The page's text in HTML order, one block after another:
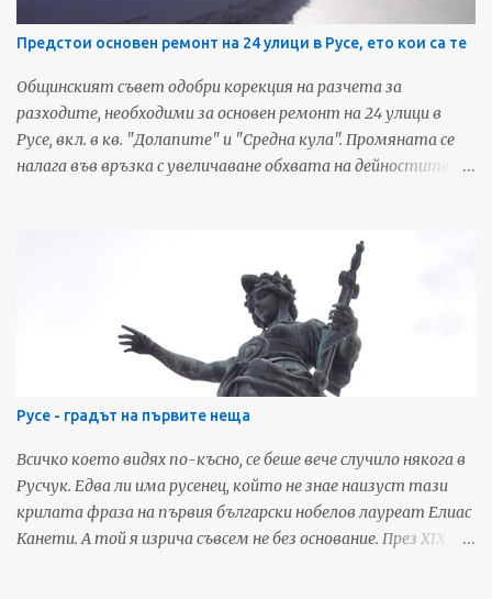
Предстои основен ремонт на 24 улици в Русе, ето кои са те
Общинският съвет одобри корекция на разчета за
разходите, необходими за основен ремонт на 24 улици в
Русе, вкл. в кв. "Долапите" и "Средна кула". Промяната се
налага във връзка с увеличаване обхвата на дейностите и
мрежа, включващи експерти на Община Русе и ВиК - Русе.
Установено е, че голяма част от настилките са
възстановени от изпълнителите на строително-
монтажни работи по проекта за реконструкция, подмяна
и изграждане на ВиК инфраструктура, но амортизирането
им с времето налага цялостен ремонт. За да се извършат
тези дейности и да се избегне двойното финансиране
между Общината, ВиК и строителите, се сключват
тристранни споразумения. Обектите, които ще бъдат
ремонтирани основно са: • ул. "Рига" в участъка от ул.
"Юндола" до ул. "Братислава"; • ул. "Згориград"; • ул. "Тодор
Икономов" в участъка от ул. "Васи...
Русе - градът на първите неща
Всичко което видях по-късно, се беше вече случило някога в
Русчук. Едва ли има русенец, който не знае наизуст тази
крилата фраза на първия български нобелов лауреат Елиас
Канети. А той я изрича съвсем не без основание. През XIX век